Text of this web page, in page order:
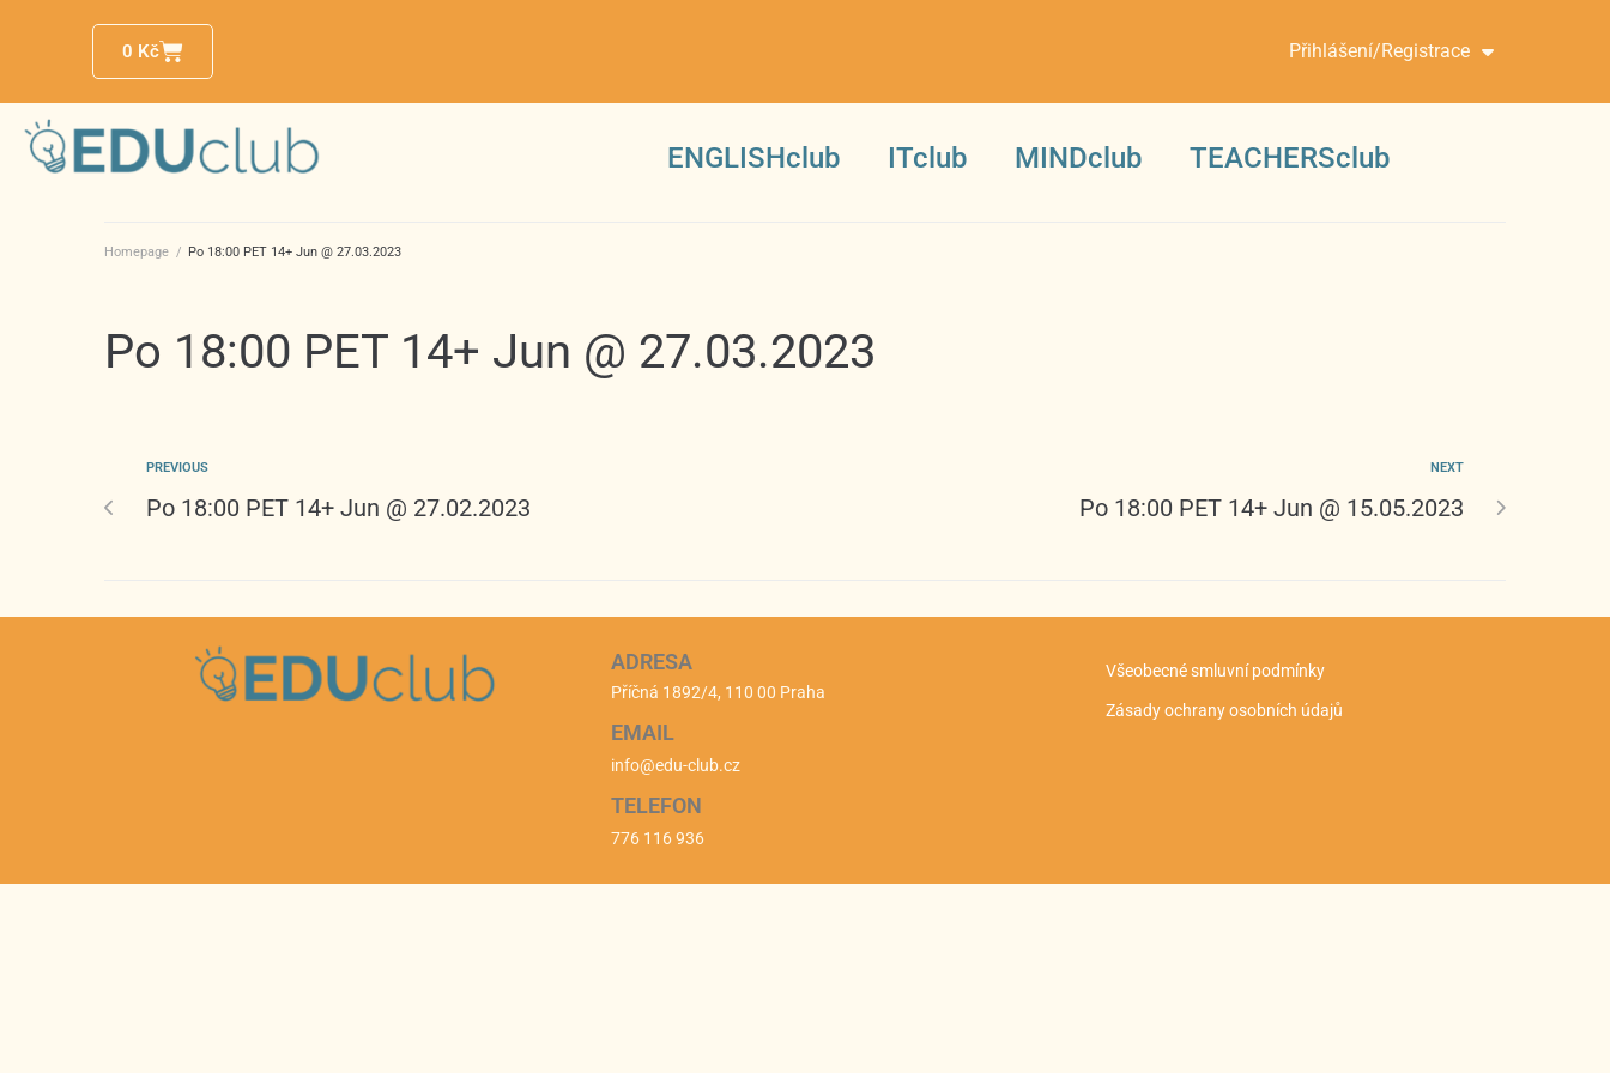
0 Kč Přihlášení/Registrace
ENGLISHclub ITclub MINDclub TEACHERSclub
Homepage / Po 18:00 PET 14+ Jun @ 27.03.2023
Po 18:00 PET 14+ Jun @ 27.03.2023
PREVIOUS
Po 18:00 PET 14+ Jun @ 27.02.2023
NEXT
Po 18:00 PET 14+ Jun @ 15.05.2023
ADRESA
Příčná 1892/4, 110 00 Praha
EMAIL
info@edu-club.cz
TELEFON
776 116 936
Všeobecné smluvní podmínky
Zásady ochrany osobních údajů